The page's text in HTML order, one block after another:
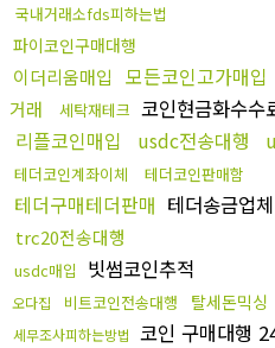
국내거래소fds피하는법
파이코인구매대행
이더리움매입 모든코인고가매입
거래
세탁재테크 코인현금화수수
리플코인매입
usdc전송대행
테더코인계좌이체 테더코인판매함
테더구매테더판매 테더송금업체
trc20전송대행
usdc매입 빗썸코인추적
오다집 비트코인전송대행 탈세돈믹싱
세무조사피하는방법 코인 구매대행